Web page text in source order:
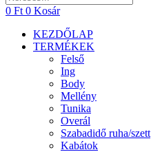
0 Ft 0 Kosár
KEZDŐLAP
TERMÉKEK
Felső
Ing
Body
Mellény
Tunika
Overál
Szabadidő ruha/szett
Kabátok